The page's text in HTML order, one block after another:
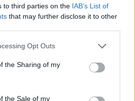
to third parties on the IAB’s List of
that may further disclose it to other
Opt Outs
the Sharing of my
the Sale of my
σώμα (Λαβή